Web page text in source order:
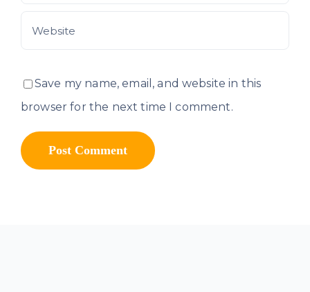
Save my name, email, and website in this
browser for the next time I comment.